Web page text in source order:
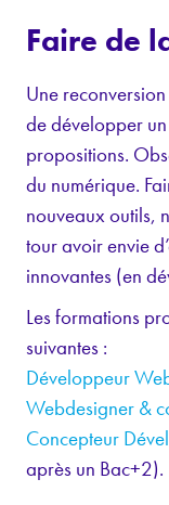
Faire de
Une
de développer
propositions.
du numérique.
nouveaux outils,
tour avoir envie
innovantes (en
Les formations
suivantes :
Développeur
Webdesigner &
Concepteur
après un Bac+2).